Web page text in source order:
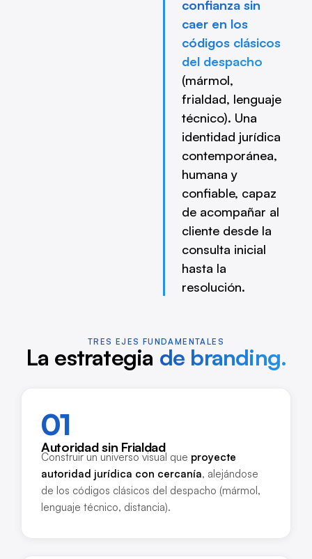
confianza sin
caer en los
códigos clásicos
del despacho
(mármol,
frialdad, lenguaje
técnico). Una
identidad jurídica
contemporánea,
humana y
confiable, capaz
de acompañar al
cliente desde la
consulta inicial
hasta la
resolución.
TRES EJES FUNDAMENTALES
La estrategia de branding.
01
Autoridad sin Frialdad
Construir un universo visual que proyecte
autoridad jurídica con cercanía, alejándose
de los códigos clásicos del despacho (mármol,
lenguaje técnico, distancia).